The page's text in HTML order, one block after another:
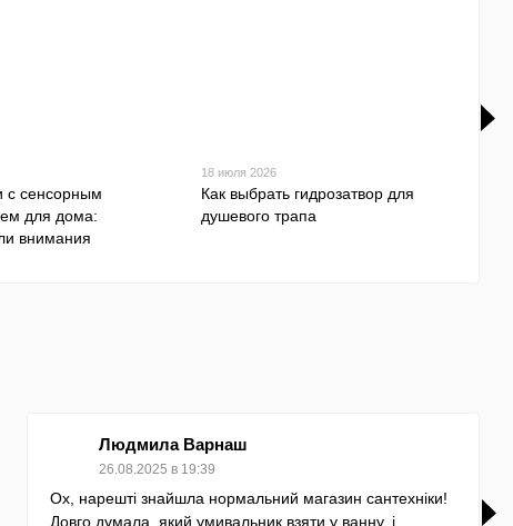
с сенсорным
для дома:
внимания
18 июля 2026
Как выбрать гидрозатвор для
душевого трапа
Людмила Варнаш
26.08.2025 в 19:39
Ох, нарешті знайшла нормальний магазин сантехніки!
Довго думала, який умивальник взяти у ванну, і